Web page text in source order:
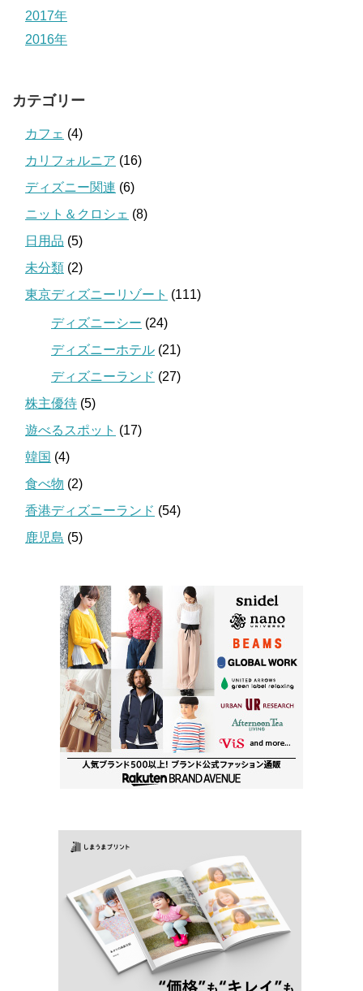
2017年
2016年
カテゴリー
カフェ (4)
カリフォルニア (16)
ディズニー関連 (6)
ニット＆クロシェ (8)
日用品 (5)
未分類 (2)
東京ディズニーリゾート (111)
ディズニーシー (24)
ディズニーホテル (21)
ディズニーランド (27)
株主優待 (5)
遊べるスポット (17)
韓国 (4)
食べ物 (2)
香港ディズニーランド (54)
鹿児島 (5)